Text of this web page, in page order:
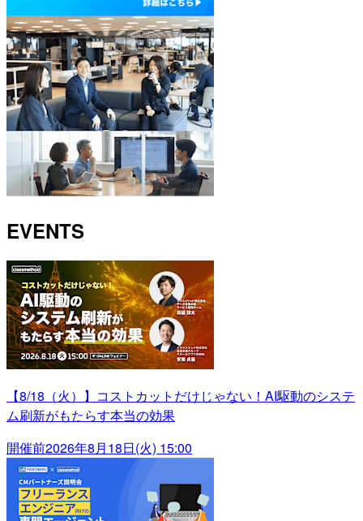
EVENTS
【8/18（火）】コストカットだけじゃない！AI駆動のシステ
ム刷新がもたらす本当の効果
開催前2026年8月18日(火) 15:00